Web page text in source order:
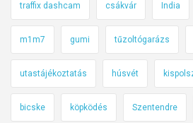
traffix dashcam csákvár India
m1m7 gumi tűzoltógarázs
utastájékoztatás húsvét
bicske köpködés Szentendre